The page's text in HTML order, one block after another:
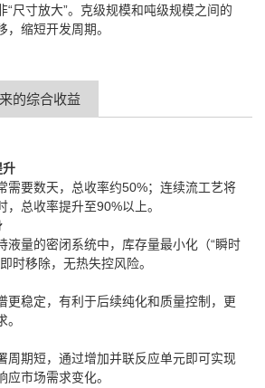
“尺寸放大”。克级规模和吨级规模之间的
，缩短开发周期。
的综合收益
升
需要数天，总收率约50%；连续流工艺将
，总收率提升至90%以上。
液量的密闭系统中，库存量最小化（“瞬时
时移除，无热失控风险。
更稳定，有利于后续纯化和质量控制，更
周期短，通过增加并联反应单元即可实现
应市场需求变化。